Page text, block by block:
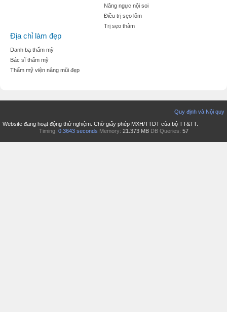
Nâng ngực nội soi
Điều trị sẹo lõm
Trị sẹo thâm
Địa chỉ làm đẹp
Danh bạ thẩm mỹ
Bác sĩ thẩm mỹ
Thẩm mỹ viện nâng mũi đẹp
Quy định và Nội quy
Website đang hoạt động thử nghiệm. Chờ giấy phép MXH/TTDT của bộ TT&TT.
Timing: 0.3643 seconds Memory: 21.373 MB DB Queries: 57